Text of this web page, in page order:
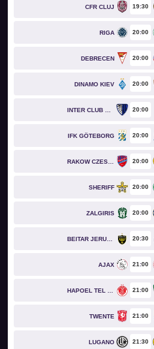
CFR CLUJ 19 30
RIGA 20 00
DEBRECEN 20 00
DINAMO KIEV 20 00
20 00
IFK GÖTEBORG 20 00
RAKOW CZESTOCHOWA 20 00
SHERIFF 20 00
ZALGIRIS 20 00
BEITAR JERUSALEM 20 30
AJAX 21 00
21 00
TWENTE 21 00
LUGANO 21 30